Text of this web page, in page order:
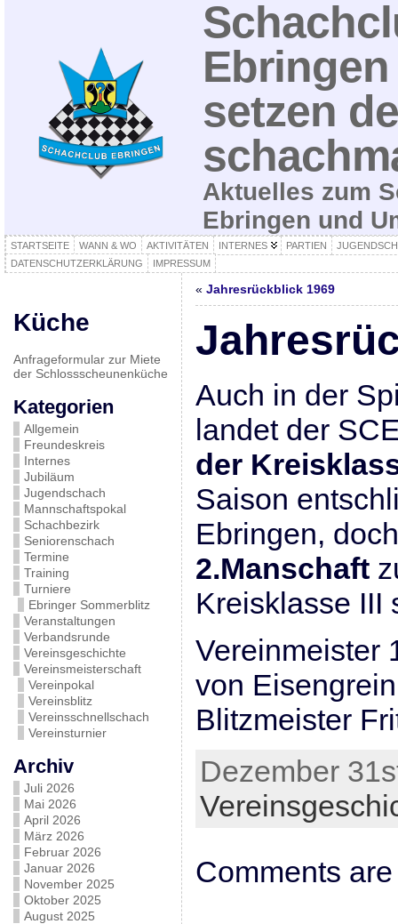
setzen
Aktuelles zum
Ebringen und
STARTSEITE WANN & WO AKTIVITÄTEN INTERNES PARTIEN
DATENSCHUTZERKLÄRUNG
IMPRESSUM
Küche
Anfrageformular zur Miete
der Schlossscheunenküche
Kategorien
Allgemein
Freundeskreis
Internes
Jubiläum
Jugendschach
Mannschaftspokal
Schachbezirk
Seniorenschach
Termine
Training
Turniere
Ebringer Sommerblitz
Veranstaltungen
Verbandsrunde
Vereinsgeschichte
Vereinsmeisterschaft
Vereinpokal
Vereinsblitz
Vereinsschnellschach
Vereinsturnier
Archiv
Juli 2026
Mai 2026
April 2026
März 2026
Februar 2026
Januar 2026
November 2025
Oktober 2025
August 2025
« Jahresrückblick 1969
Auch in der
landet der
der
Saison
Ebringen,
2.Manschaft
Kreisklasse III
Vereinmeister
von
Blitzmeister
Dezember
Comments